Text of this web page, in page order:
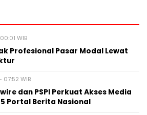
WIB
Profesional Pasar Modal Lewat
07:52 WIB
dan PSPI Perkuat Akses Media
Portal Berita Nasional